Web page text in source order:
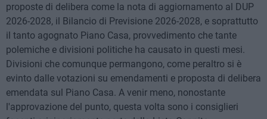
proposte di delibera come la nota di aggiornamento al DUP
2026-2028, il Bilancio di Previsione 2026-2028, e soprattutto
il tanto agognato Piano Casa, provvedimento che tante
polemiche e divisioni politiche ha causato in questi mesi.
Divisioni che comunque permangono, come peraltro si è
evinto dalle votazioni su emendamenti e proposta di delibera
emendata sul Piano Casa. A venir meno, nonostante
l'approvazione del punto, questa volta sono i consiglieri